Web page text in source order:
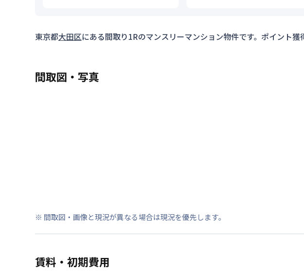
東京都大田区にある間取り1Rのマンスリーマンション物件です。ポイント
間取図・写真
※ 間取図・画像と現況が異なる場合は現況を優先します。
賃料・初期費用